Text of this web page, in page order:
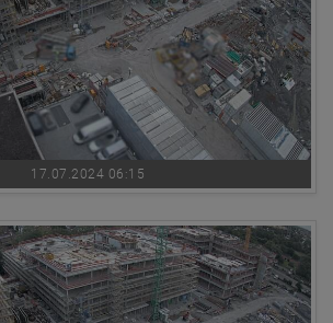
17.07.2024 06:15